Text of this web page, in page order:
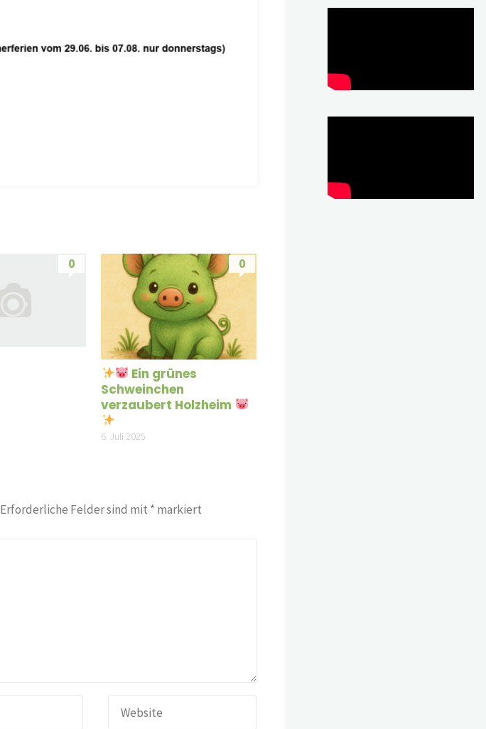
0 0
Ein grünes
Schweinchen
verzaubert Holzheim
6. Juli 2025
Erforderliche Felder sind mit * markiert